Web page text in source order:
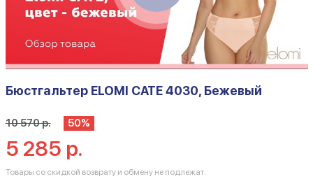
Бюстгальтер ELOMI CATE 4030, Бежевый
10 570 р. 50%
5 285 р.
Товары со скидкой возврату и обмену не подлежат.